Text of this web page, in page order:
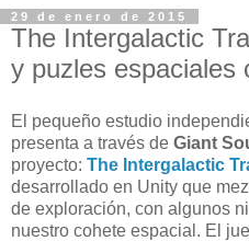
29 de enero de 2015
The Intergalactic
y puzles espaciales
El pequeño estudio
presenta a través de Giant
proyecto: The Intergalactic
desarrollado en Unity que
de exploración, con algunos
nuestro cohete espacial. El